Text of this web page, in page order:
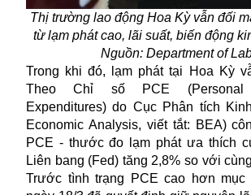
Thị trường lao động Hoa Kỳ vẫn đối
từ lạm phát cao, lãi suất, biến động
Nguồn: Department of
Trong khi đó, lạm phát tại Hoa Kỳ
Theo Chỉ số PCE (Personal
Expenditures) do Cục Phân tích
Economic Analysis, viết tắt: BEA)
PCE - thước đo lạm phát ưa thích
Liên bang (Fed) tăng 2,8% so với
Trước tình trạng PCE cao hơn mục